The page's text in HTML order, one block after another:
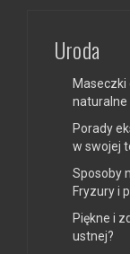
Uroda
naturalne
Porady
w swojej
Sposoby
Fryzury i
Piękne i
ustnej?